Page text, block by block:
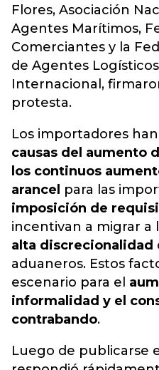
Flores, Asociación
Agentes Marítimos,
Comerciantes y la
de Agentes
Internacional,
protesta.
Los importadores
causas del aumento
los continuos
arancel para las
imposición de
incentivan a migrar a
alta discrecionalidad
aduaneros. Estos
escenario para el
informalidad y el
contrabando.
Luego de publicarse